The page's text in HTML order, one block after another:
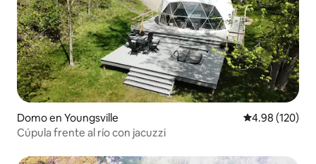
Domo en Youngsville Calificación
4.98 (120)
Cúpula frente al río con jacuzzi